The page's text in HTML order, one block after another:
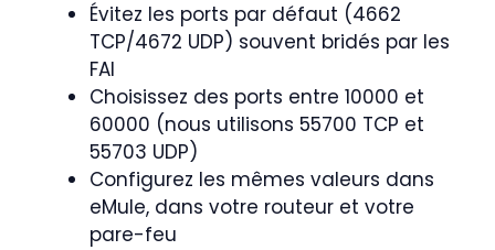
Évitez les ports par défaut (4662
TCP/4672 UDP) souvent bridés par les
FAI
Choisissez des ports entre 10000 et
60000 (nous utilisons 55700 TCP et
55703 UDP)
Configurez les mêmes valeurs dans
eMule, dans votre routeur et votre
pare-feu